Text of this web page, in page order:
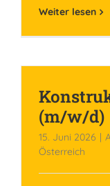
Weiter lesen
(m/w/d)
15. Juni 2026 |
Österreich